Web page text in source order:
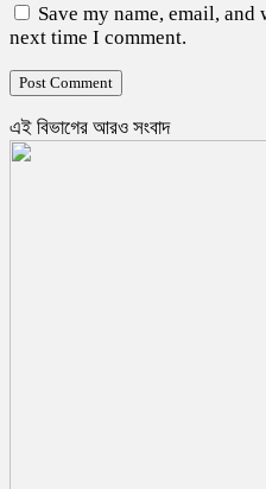
Save my name, email,
next time I comment.
এই বিভাগের আরও সংবাদ